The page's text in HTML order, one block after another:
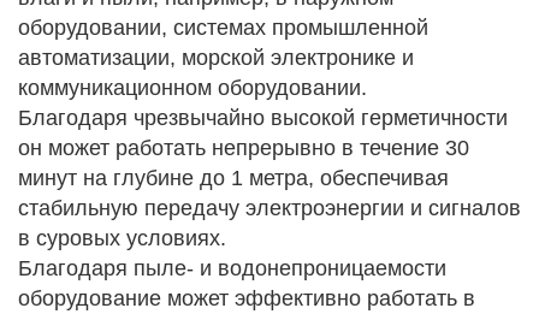
оборудовании, системах промышленной
автоматизации, морской электронике и
коммуникационном оборудовании.
Благодаря чрезвычайно высокой герметичности
он может работать непрерывно в течение 30
минут на глубине до 1 метра, обеспечивая
стабильную передачу электроэнергии и сигналов
в суровых условиях.
Благодаря пыле- и водонепроницаемости
оборудование может эффективно работать в